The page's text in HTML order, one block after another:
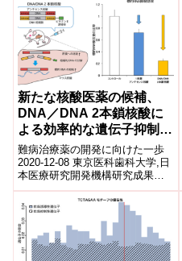
新たな核酸医薬の候補、
DNA／DNA 2本鎖核酸に
よる効率的な遺伝子抑制を
達成
難病治療薬の開発に向けた一歩
2020-12-08 東京医科歯科大学,日
本医療研究開発機構研究成果の
ポイント 研究グループがこれま
でに独自に開発した次世代核酸
医薬...